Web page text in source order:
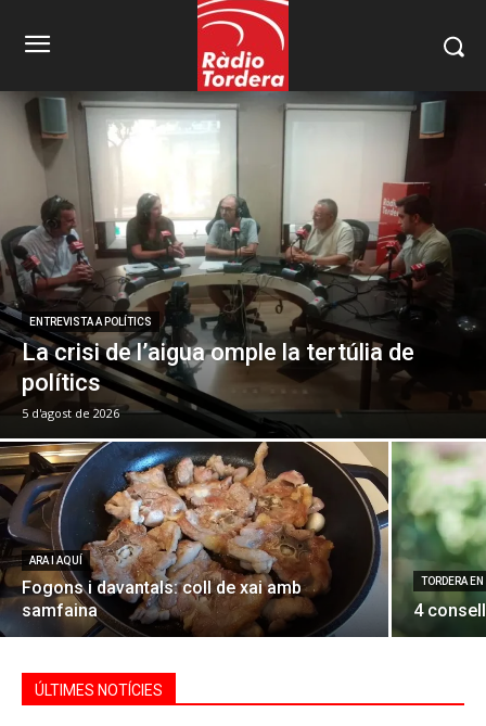
ENTREVISTA A POLÍTICS
La crisi de l’aigua omple la tertúlia de
polítics
5 d'agost de 2026
ARA I AQUÍ
Fogons i davantals: coll de xai amb
samfaina
TORDERA
4
ÚLTIMES NOTÍCIES